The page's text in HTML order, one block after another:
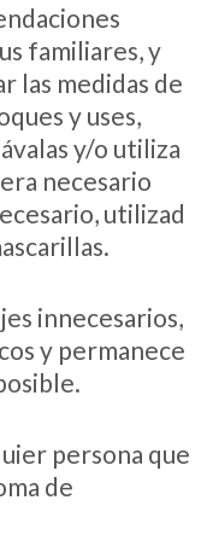
familiares, y
las medidas de
y uses,
y/o utiliza
necesario
utilizad
innecesarios,
y permanece
persona que
de